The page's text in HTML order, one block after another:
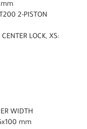
mm
2-PISTON
LOCK, XS:
WIDTH
mm